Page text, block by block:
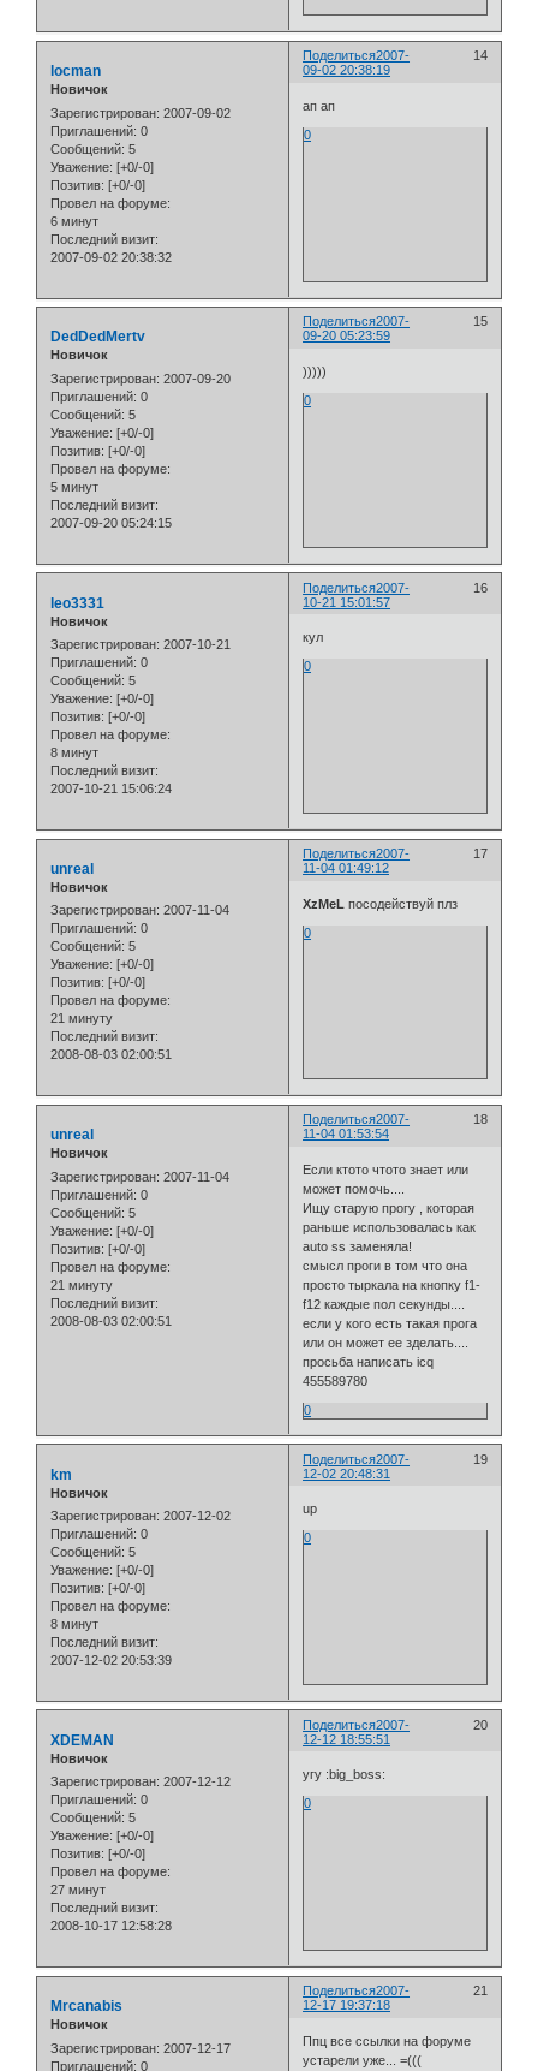
Поделиться 14
2007-
09-02 20:38:19
locman
Новичок
Зарегистрирован: 2007-09-02
Приглашений: 0
Сообщений: 5
Уважение: [+0/-0]
Позитив: [+0/-0]
Провел на форуме:
6 минут
Последний визит:
2007-09-02 20:38:32
ап ап
0
Поделиться 15
2007-
09-20 05:23:59
DedDedMertv
Новичок
Зарегистрирован: 2007-09-20
Приглашений: 0
Сообщений: 5
Уважение: [+0/-0]
Позитив: [+0/-0]
Провел на форуме:
5 минут
Последний визит:
2007-09-20 05:24:15
)))))
0
Поделиться 16
2007-
10-21 15:01:57
leo3331
Новичок
Зарегистрирован: 2007-10-21
Приглашений: 0
Сообщений: 5
Уважение: [+0/-0]
Позитив: [+0/-0]
Провел на форуме:
8 минут
Последний визит:
2007-10-21 15:06:24
кул
0
Поделиться 17
2007-
11-04 01:49:12
unreal
Новичок
Зарегистрирован: 2007-11-04
Приглашений: 0
Сообщений: 5
Уважение: [+0/-0]
Позитив: [+0/-0]
Провел на форуме:
21 минуту
Последний визит:
2008-08-03 02:00:51
XzMeL посодействуй плз
0
Поделиться 18
2007-
11-04 01:53:54
unreal
Новичок
Зарегистрирован: 2007-11-04
Приглашений: 0
Сообщений: 5
Уважение: [+0/-0]
Позитив: [+0/-0]
Провел на форуме:
21 минуту
Последний визит:
2008-08-03 02:00:51
Если ктото чтото знает или
может помочь....
Ищу старую прогу , которая
раньше использовалась как
auto ss заменяла!
смысл проги в том что она
просто тыркала на кнопку f1-
f12 каждые пол секунды....
если у кого есть такая прога
или он может ее зделать....
просьба написать icq
455589780
0
Поделиться 19
2007-
12-02 20:48:31
km
Новичок
Зарегистрирован: 2007-12-02
Приглашений: 0
Сообщений: 5
Уважение: [+0/-0]
Позитив: [+0/-0]
Провел на форуме:
8 минут
Последний визит:
2007-12-02 20:53:39
up
0
Поделиться 20
2007-
12-12 18:55:51
XDEMAN
Новичок
Зарегистрирован: 2007-12-12
Приглашений: 0
Сообщений: 5
Уважение: [+0/-0]
Позитив: [+0/-0]
Провел на форуме:
27 минут
Последний визит:
2008-10-17 12:58:28
угу :big_boss:
0
Поделиться 21
2007-
12-17 19:37:18
Mrcanabis
Новичок
Зарегистрирован: 2007-12-17
Приглашений: 0
Ппц все ссылки на форуме
устарели уже... =(((